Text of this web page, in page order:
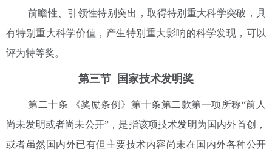
前瞻性、引领性特别突出，取得特别重大科学突破，具
有特别重大科学价值，产生特别重大影响的科学发现，可以
评为特等奖。
第三节 国家技术发明奖
第二十条 《奖励条例》第十条第二款第一项所称“前人
尚未发明或者尚未公开”，是指该项技术发明为国内外首创，
或者虽然国内外已有但主要技术内容尚未在国内外各种公开